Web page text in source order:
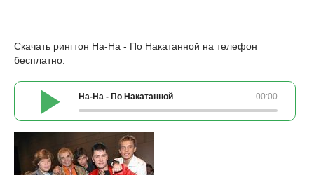
Скачать рингтон На-На - По Накатанной на телефон
бесплатно.
00:00
На-На - По Накатанной